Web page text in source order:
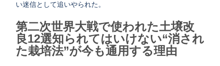
い迷信として追いやられた。
第二次世界大戦で使われた土壌改
良12選知られてはいけない“消され
た栽培法”が今も通用する理由